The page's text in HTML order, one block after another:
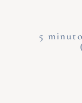
5